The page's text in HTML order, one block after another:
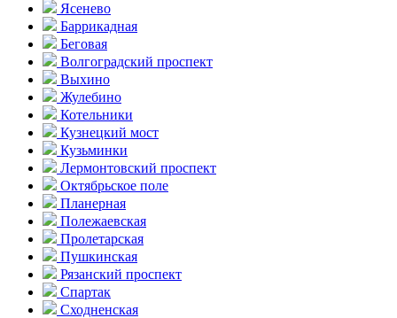
Ясенево
Баррикадная
Беговая
Волгоградский проспект
Выхино
Жулебино
Котельники
Кузнецкий мост
Кузьминки
Лермонтовский проспект
Октябрьское поле
Планерная
Полежаевская
Пролетарская
Пушкинская
Рязанский проспект
Спартак
Сходненская